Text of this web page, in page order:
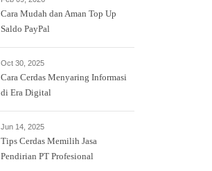
Cara Mudah dan Aman Top Up
Saldo PayPal
Oct 30, 2025
Cara Cerdas Menyaring Informasi
di Era Digital
Jun 14, 2025
Tips Cerdas Memilih Jasa
Pendirian PT Profesional